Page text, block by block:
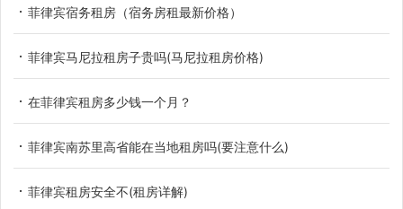
菲律宾宿务租房（宿务房租最新价格）
菲律宾马尼拉租房子贵吗(马尼拉租房价格)
在菲律宾租房多少钱一个月？
菲律宾南苏里高省能在当地租房吗(要注意什么)
菲律宾租房安全不(租房详解)